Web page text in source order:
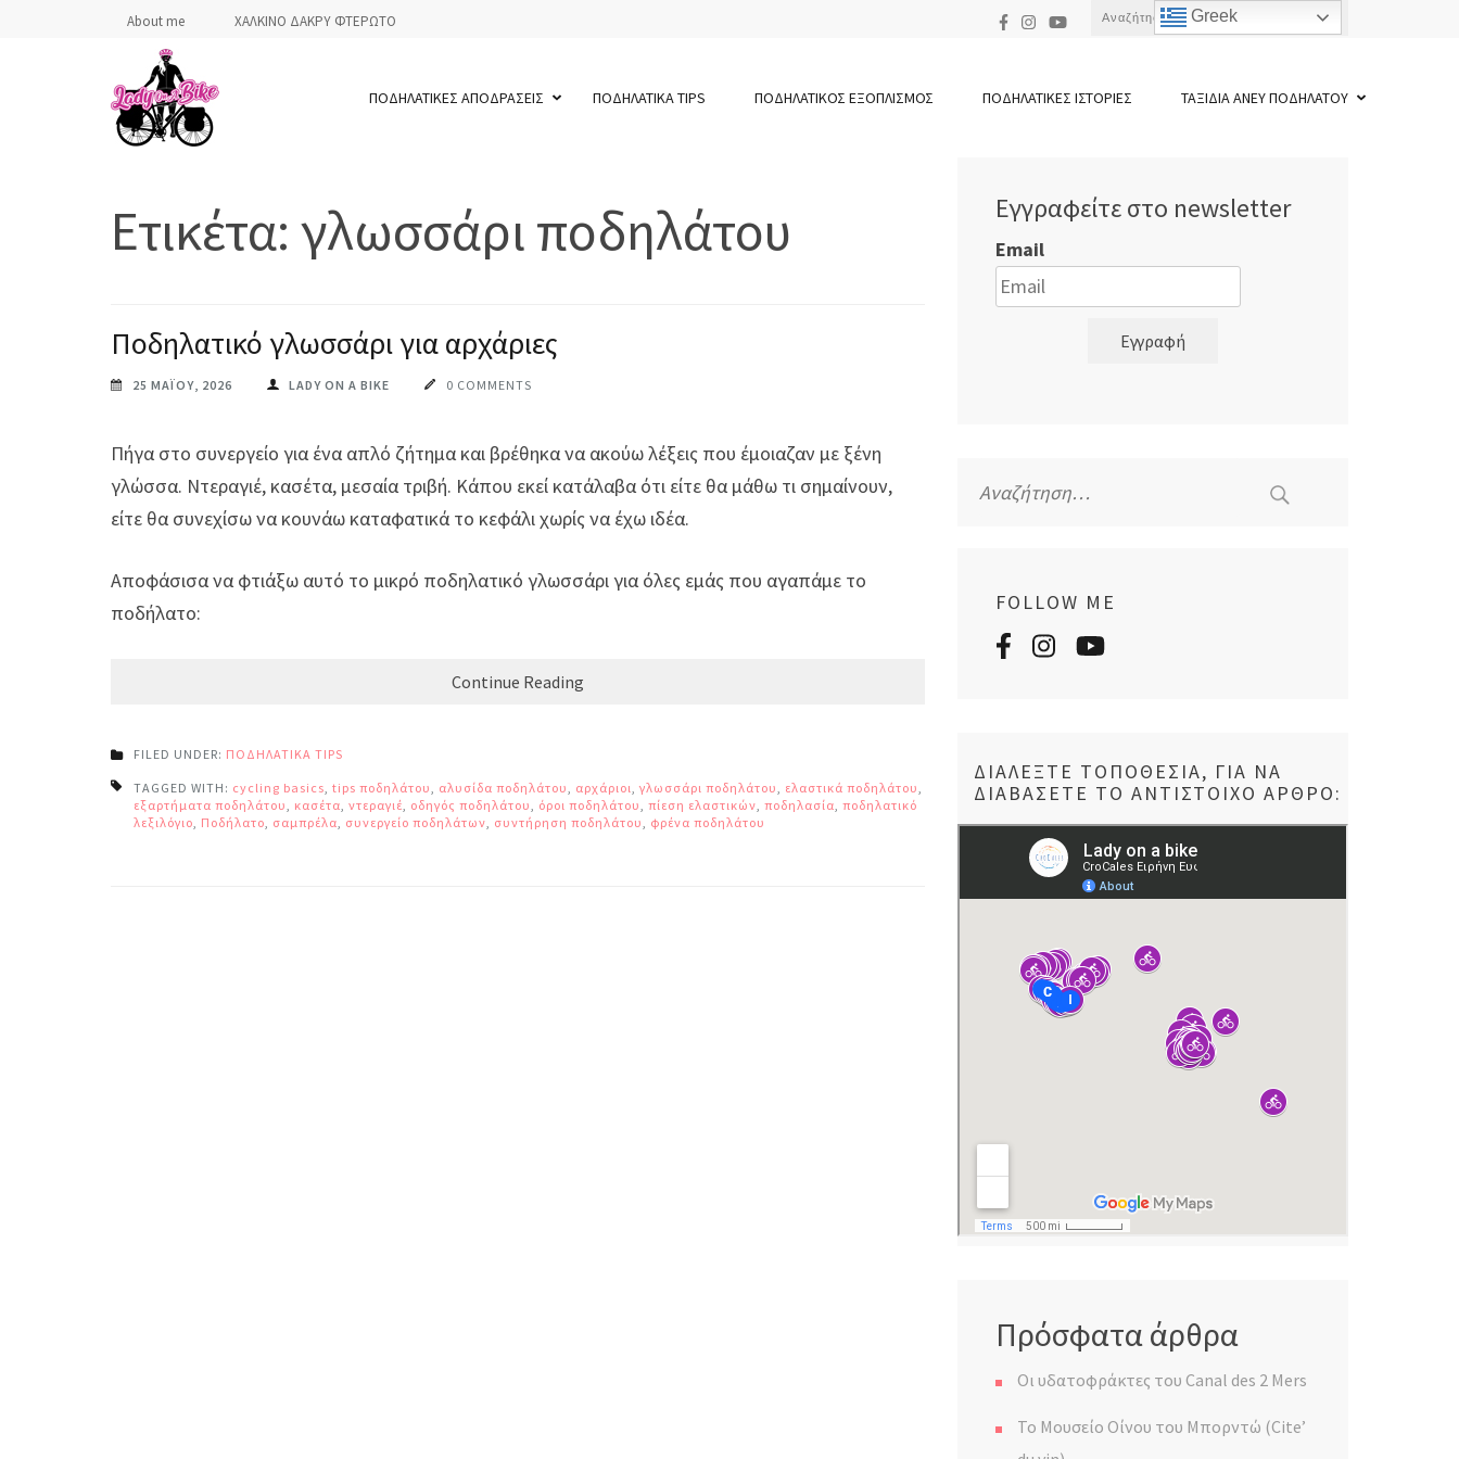
About me ΧΑΛΚΙΝΟ ΔΑΚΡΥ ΦΤΕΡΩΤΟ
Αναζήτηση
ΠΟΔΗΛΑΤΙΚΕΣ ΑΠΟΔΡΑΣΕΙΣ ΠΟΔΗΛΑΤΙΚΑ TIPS ΠΟΔΗΛΑΤΙΚΟΣ ΕΞΟΠΛΙΣΜΟΣ ΠΟΔΗΛΑΤΙΚΕΣ ΙΣΤΟΡΙΕΣ ΤΑΞΙΔΙΑ ΑΝΕΥ ΠΟΔΗΛΑΤΟΥ
Ετικέτα: γλωσσάρι ποδηλάτου
Ποδηλατικό γλωσσάρι για αρχάριες
25 ΜΑΪ́ΟΥ, 2026 LADY ON A BIKE 0 COMMENTS
Πήγα στο συνεργείο για ένα απλό ζήτημα και βρέθηκα να ακούω λέξεις που έμοιαζαν με ξένη
γλώσσα. Ντεραγιέ, κασέτα, μεσαία τριβή. Κάπου εκεί κατάλαβα ότι είτε θα μάθω τι σημαίνουν,
είτε θα συνεχίσω να κουνάω καταφατικά το κεφάλι χωρίς να έχω ιδέα.
Αποφάσισα να φτιάξω αυτό το μικρό ποδηλατικό γλωσσάρι για όλες εμάς που αγαπάμε το
ποδήλατο:
Continue Reading
FILED UNDER: ΠΟΔΗΛΑΤΙΚΑ TIPS
TAGGED WITH: cycling basics, tips ποδηλάτου, αλυσίδα ποδηλάτου, αρχάριοι, γλωσσάρι ποδηλάτου, ελαστικά ποδηλάτου,
εξαρτήματα ποδηλάτου, κασέτα, ντεραγιέ, οδηγός ποδηλάτου, όροι ποδηλάτου, πίεση ελαστικών, ποδηλασία, ποδηλατικό
λεξιλόγιο, Ποδήλατο, σαμπρέλα, συνεργείο ποδηλάτων, συντήρηση ποδηλάτου, φρένα ποδηλάτου
Εγγραφείτε στο newsletter
Email
Εγγραφή
για:
FOLLOW ME
ΔΙΑΛΈΞΤΕ ΤΟΠΟΘΕΣΊΑ, ΓΙΑ ΝΑ
ΔΙΑΒΆΣΕΤΕ ΤΟ ΑΝΤΊΣΤΟΙΧΟ ΆΡΘΡΟ:
Πρόσφατα άρθρα
Οι υδατοφράκτες του Canal des 2 Mers
Το Μουσείο Οίνου του Μπορντώ (Cite’
Greek